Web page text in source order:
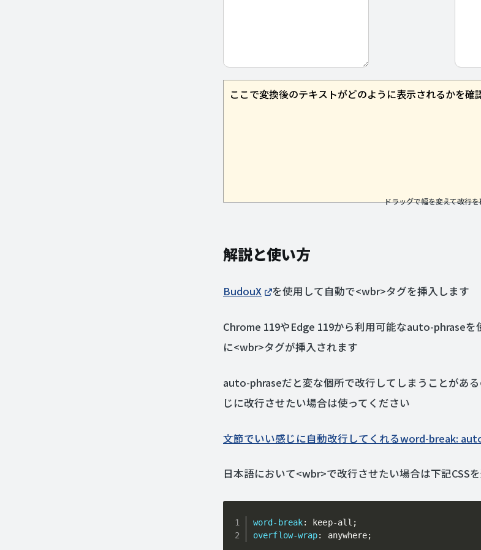
ここで変換後のテキストがどのように表示されるかを確
ドラッグで幅を変えて改行
解説と使い方
BudouX を使用して自動で<wbr>タグを挿入します
Chrome 119やEdge 119から利用可能なauto-phraseを
に<wbr>タグが挿入されます
auto-phraseだと変な個所で改行してしまうことがあ
じに改行させたい場合は使ってください
文節でいい感じに自動改行してくれるword-break:
日本語において<wbr>で改行させたい場合は下記CSS
word-break: keep-all ;
overflow-wrap: anywhere;